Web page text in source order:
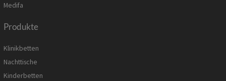
Medifa
Produkte
Klinikbetten
Nachttische
Kinderbetten